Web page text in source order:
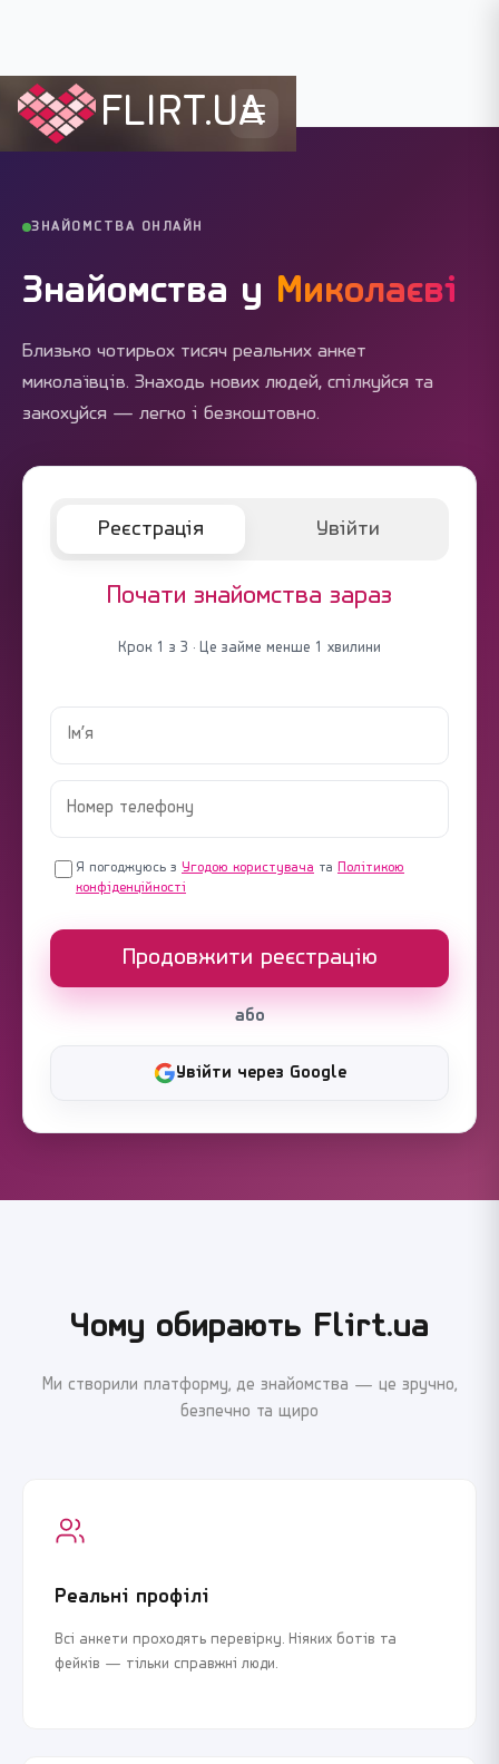
FLIRT.UA
Flirt.ua › Міста України Миколаїв
ЗНАЙОМСТВА ОНЛАЙН
Знайомства у Миколаєві
Близько чотирьох тисяч реальних анкет
миколаївців. Знаходь нових людей, спілкуйся та
закохуйся — легко і безкоштовно.
Реєстрація Увійти
Почати знайомства зараз
Крок 1 з 3 · Це займе менше 1 хвилини
Я погоджуюсь з Угодою користувача та Політикою
конфіденційності
Продовжити реєстрацію
або
Увійти через Google
Чому обирають Flirt.ua
Ми створили платформу, де знайомства — це зручно,
безпечно та щиро
Реальні профілі
Всі анкети проходять перевірку. Ніяких ботів та
фейків — тільки справжні люди.